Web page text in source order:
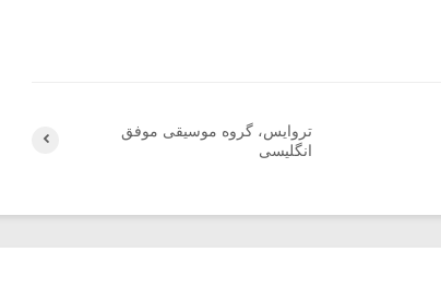
تروایس، گروه موسیقی موفق
انگلیسی